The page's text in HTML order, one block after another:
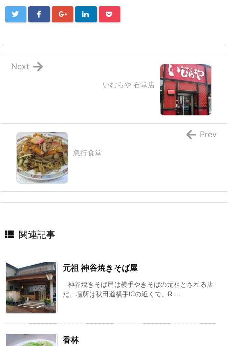
いむらや 石堂店
Next
急行食堂
Prev
関連記事
元祖 神谷焼きそば屋
神谷焼きそば屋は横手やきそばの元祖とされる店
だ。場所は秋田道横手ICの近くで、R ...
香林